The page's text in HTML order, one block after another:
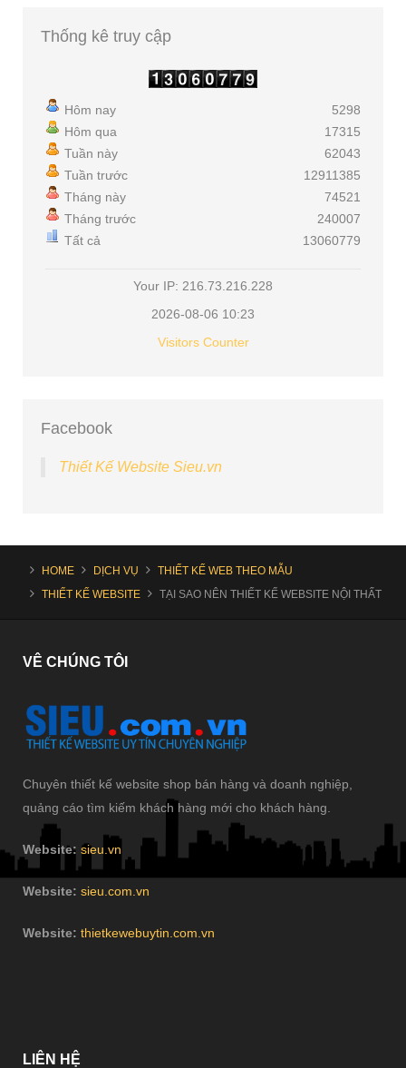
Thống kê truy cập
Hôm nay
Hôm qua
Tuần này
Tuần trước
Tháng này
Tháng trước
Tất cả
5298
17315
62043
12911385
74521
240007
13060779
Your IP: 216.73.216.228
2026-08-06 10:23
Visitors Counter
Facebook
Thiết Kế Website Sieu.vn
HOME DỊCH VỤ
THIẾT KẾ WEB THEO MẪU
THIẾT KẾ WEBSITE
TẠI SAO NÊN THIẾT KẾ WEBSITE NỘI THẤT
VÊ CHÚNG TÔI
Chuyên thiết kế website shop bán hàng và doanh nghiệp,
quảng cáo tìm kiếm khách hàng mới cho khách hàng.
Website: sieu.vn
Website: sieu.com.vn
Website: thietkewebuytin.com.vn
LIÊN HỆ